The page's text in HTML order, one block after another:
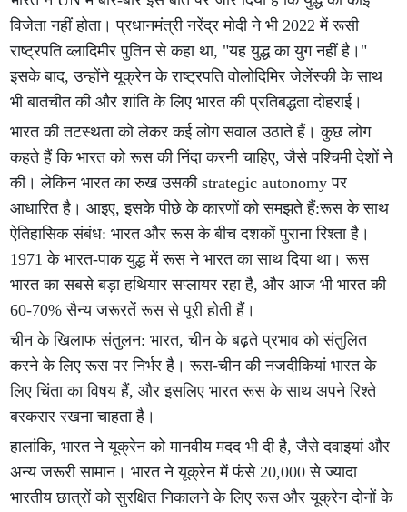
विजेता नहीं होता। प्रधानमंत्री नरेंद्र मोदी ने भी 2022 में रूसी
राष्ट्रपति व्लादिमीर पुतिन से कहा था, "यह युद्ध का युग नहीं है।"
इसके बाद, उन्होंने यूक्रेन के राष्ट्रपति वोलोदिमिर जेलेंस्की के साथ
भी बातचीत की और शांति के लिए भारत की प्रतिबद्धता दोहराई।
भारत की तटस्थता को लेकर कई लोग सवाल उठाते हैं। कुछ लोग
कहते हैं कि भारत को रूस की निंदा करनी चाहिए, जैसे पश्चिमी देशों ने
की। लेकिन भारत का रुख उसकी strategic autonomy पर
आधारित है। आइए, इसके पीछे के कारणों को समझते हैं:रूस के साथ
ऐतिहासिक संबंध: भारत और रूस के बीच दशकों पुराना रिश्ता है।
1971 के भारत-पाक युद्ध में रूस ने भारत का साथ दिया था। रूस
भारत का सबसे बड़ा हथियार सप्लायर रहा है, और आज भी भारत की
60-70% सैन्य जरूरतें रूस से पूरी होती हैं।
चीन के खिलाफ संतुलन: भारत, चीन के बढ़ते प्रभाव को संतुलित
करने के लिए रूस पर निर्भर है। रूस-चीन की नजदीकियां भारत के
लिए चिंता का विषय हैं, और इसलिए भारत रूस के साथ अपने रिश्ते
बरकरार रखना चाहता है।
हालांकि, भारत ने यूक्रेन को मानवीय मदद भी दी है, जैसे दवाइयां और
अन्य जरूरी सामान। भारत ने यूक्रेन में फंसे 20,000 से ज्यादा
भारतीय छात्रों को सुरक्षित निकालने के लिए रूस और यूक्रेन दोनों के